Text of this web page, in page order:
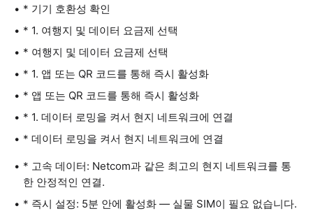
* 기기 호환성 확인
* 1. 여행지 및 데이터 요금제 선택
* 여행지 및 데이터 요금제 선택
* 1. 앱 또는 QR 코드를 통해 즉시 활성화
* 앱 또는 QR 코드를 통해 즉시 활성화
* 1. 데이터 로밍을 켜서 현지 네트워크에 연결
* 데이터 로밍을 켜서 현지 네트워크에 연결
* 고속 데이터: Netcom과 같은 최고의 현지 네트워크를 통
한 안정적인 연결.
* 즉시 설정: 5분 안에 활성화 — 실물 SIM이 필요 없습니다.